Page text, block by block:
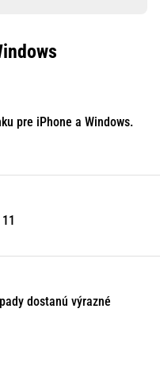
pre iPhone a Windows.
dostanú výrazné